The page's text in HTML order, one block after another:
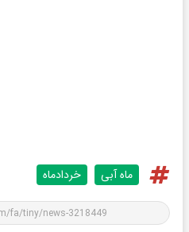
ماه آبی خردادماه